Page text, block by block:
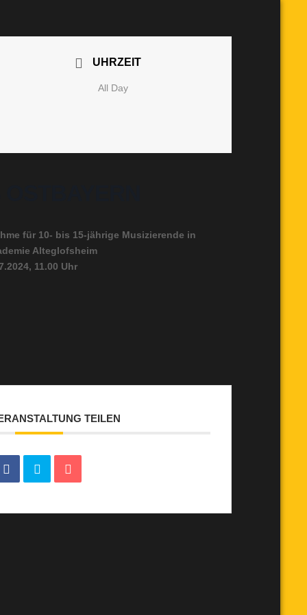
UHRZEIT
All Day
für 10- bis 15-jährige Musizierende in
Alteglofsheim
11.00 Uhr
TEILEN